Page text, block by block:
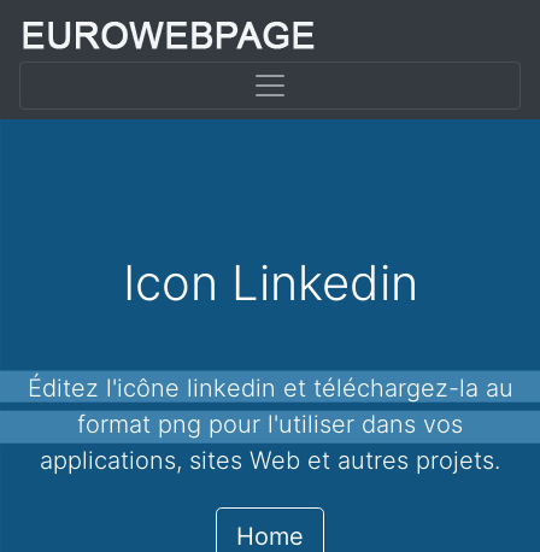
Icon Linkedin
Éditez l'icône linkedin et téléchargez-la au
format png pour l'utiliser dans vos
applications, sites Web et autres projets.
Home